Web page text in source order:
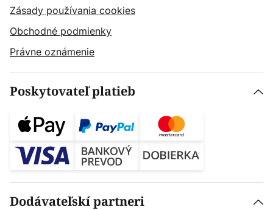
Zásady používania cookies
Obchodné podmienky
Právne oznámenie
Poskytovateľ platieb
Dodávateľskí partneri